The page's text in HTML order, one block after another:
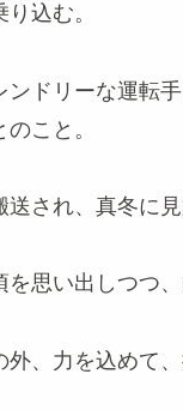
込む。
ンドリーな運転
こと。
され、真冬に見
思い出しつつ、
、力を込めて、